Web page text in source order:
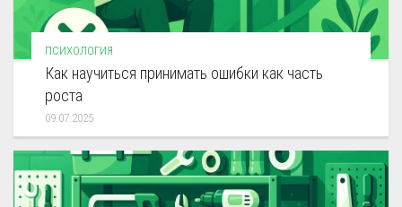
ПСИХОЛОГИЯ
Как научиться принимать ошибки как часть
роста
09.07.2025